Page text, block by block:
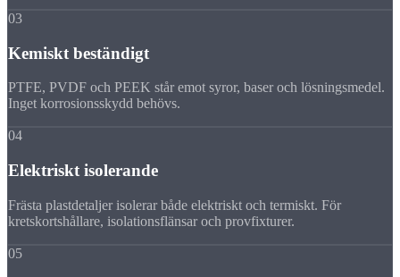
03
Kemiskt beständigt
PTFE, PVDF och PEEK står emot syror, baser och lösningsmedel.
Inget korrosionsskydd behövs.
04
Elektriskt isolerande
Frästa plastdetaljer isolerar både elektriskt och termiskt. För
kretskortshållare, isolationsflänsar och provfixturer.
05